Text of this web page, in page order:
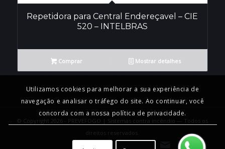
Repetidora para Central Endereçavel – CIE
520 – INTELBRAS
Comprar Mostrar detalhes
© Copyright 2026 - PREVEFOGO | Sistemas contra incêndio — Todos os
direitos reservados.
Utilizamos cookies para melhorar a sua experiência de
navegação e analisar o tráfego do site. Ao continuar, você
concorda com a nossa política de privacidade.